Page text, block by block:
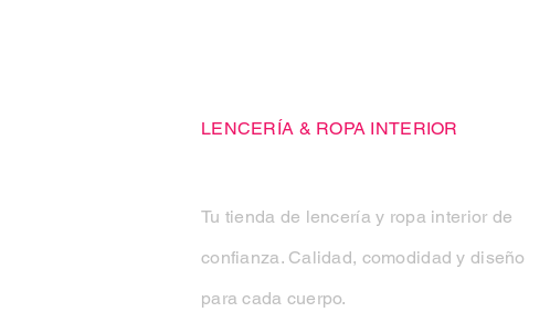
LENCERÍA & ROPA INTERIOR
Tu tienda de lencería y ropa interior de
confianza. Calidad, comodidad y diseño
para cada cuerpo.